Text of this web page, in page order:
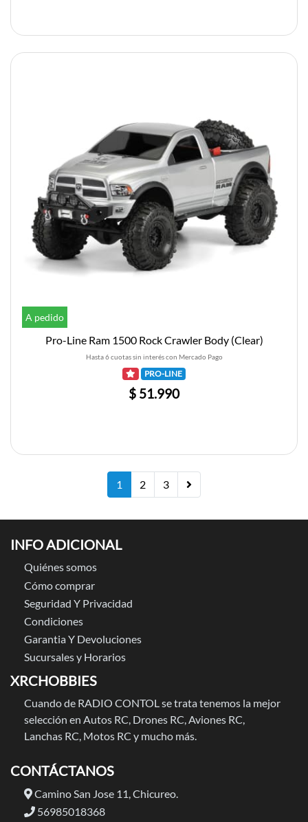
A pedido
Pro-Line Ram 1500 Rock Crawler Body (Clear)
Hasta 6 cuotas sin interés con Mercado Pago
PRO-LINE
$ 51.990
1 2 3
INFO ADICIONAL
Quiénes somos
Cómo comprar
Seguridad Y Privacidad
Condiciones
Garantia Y Devoluciones
Sucursales y Horarios
XRCHOBBIES
Cuando de RADIO CONTOL se trata tenemos la mejor
selección en Autos RC, Drones RC, Aviones RC,
Lanchas RC, Motos RC y mucho más.
CONTÁCTANOS
Camino San Jose 11, Chicureo.
56985018368